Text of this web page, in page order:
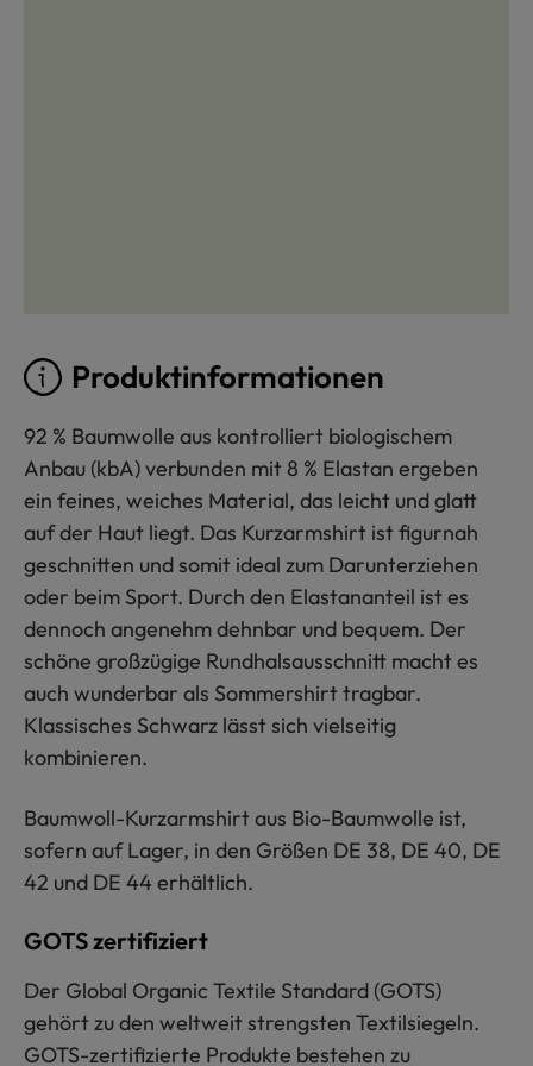
Produktinformationen
92 % Baumwolle aus kontrolliert biologischem
Anbau (kbA) verbunden mit 8 % Elastan ergeben
ein feines, weiches Material, das leicht und glatt
auf der Haut liegt. Das Kurzarmshirt ist figurnah
geschnitten und somit ideal zum Darunterziehen
oder beim Sport. Durch den Elastananteil ist es
dennoch angenehm dehnbar und bequem. Der
schöne großzügige Rundhalsausschnitt macht es
auch wunderbar als Sommershirt tragbar.
Klassisches Schwarz lässt sich vielseitig
kombinieren.
Baumwoll-Kurzarmshirt aus Bio-Baumwolle ist,
sofern auf Lager, in den Größen DE 38, DE 40, DE
42 und DE 44 erhältlich.
GOTS zertifiziert
Der Global Organic Textile Standard (GOTS)
gehört zu den weltweit strengsten Textilsiegeln.
GOTS-zertifizierte Produkte bestehen zu